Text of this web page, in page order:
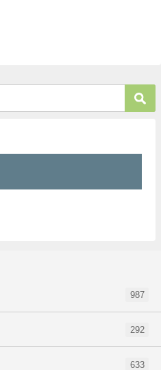
987
292
633